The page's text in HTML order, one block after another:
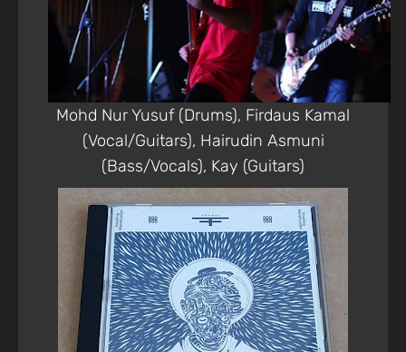
Mohd Nur Yusuf (Drums), Firdaus Kamal
(Vocal/Guitars), Hairudin Asmuni
(Bass/Vocals), Kay (Guitars)